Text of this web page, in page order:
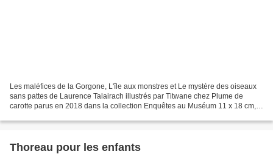
Les maléfices de la Gorgone, L'île aux monstres et Le mystère des oiseaux
sans pattes de Laurence Talairach illustrés par Titwane chez Plume de
carotte parus en 2018 dans la collection Enquêtes au Muséum 11 x 18 cm,
Thoreau pour les enfants